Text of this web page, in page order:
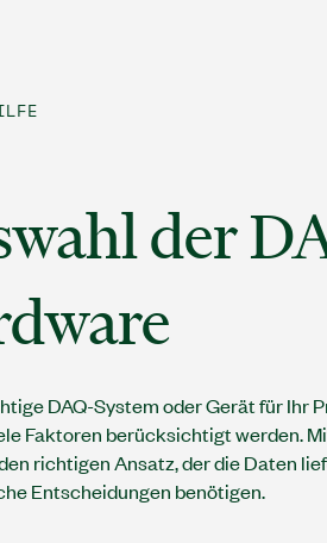
der
DAQ-System oder Gerät für Ihr
Faktoren berücksichtigt werden.
richtigen Ansatz, der die Daten
Entscheidungen benötigen.